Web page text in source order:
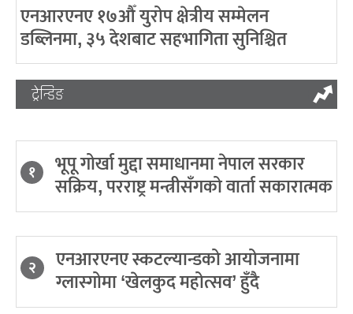
एनआरएनए १७औँ युरोप क्षेत्रीय सम्मेलन
डब्लिनमा, ३५ देशबाट सहभागिता सुनिश्चित
ट्रेन्डिङ
१ भूपू गोर्खा मुद्दा समाधानमा नेपाल सरकार
सक्रिय, परराष्ट्र मन्त्रीसँगको वार्ता सकारात्मक
२ एनआरएनए स्कटल्यान्डको आयोजनामा
ग्लास्गोमा ‘खेलकुद महोत्सव’ हुँदै